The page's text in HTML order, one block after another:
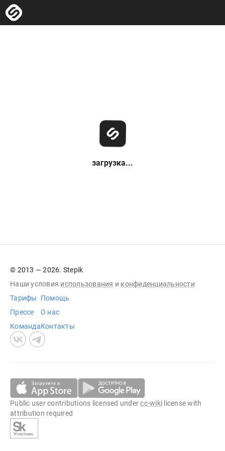
загрузка...
© 2013 — 2026. Stepik
Наши условия использования и конфиденциальности
Тарифы
Прессе
Команда
Помощь
О нас
Контакты
Public user contributions licensed undercc-wiki license with
attribution required